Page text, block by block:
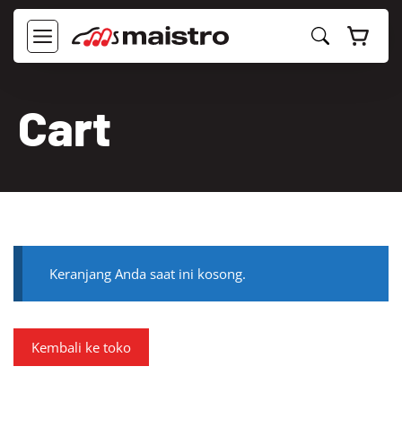
Langsung
MENU
Cart
Keranjang Anda saat ini kosong.
Kembali ke toko